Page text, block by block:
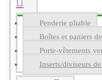
Penderie pliable
Boîtes et paniers
Porte-vêtements
Inserts/diviseurs